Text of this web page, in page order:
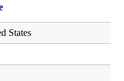
States